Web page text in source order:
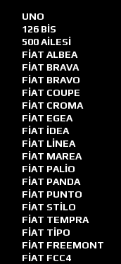
UNO
126 BİS
500 AİLESİ
FİAT ALBEA
FİAT BRAVA
FİAT BRAVO
FİAT COUPE
FİAT CROMA
FİAT EGEA
FİAT İDEA
FİAT LİNEA
FİAT MAREA
FİAT PALİO
FİAT PANDA
FİAT PUNTO
FİAT STİLO
FİAT TEMPRA
FİAT TİPO
FİAT FREEMONT
FİAT FCC4